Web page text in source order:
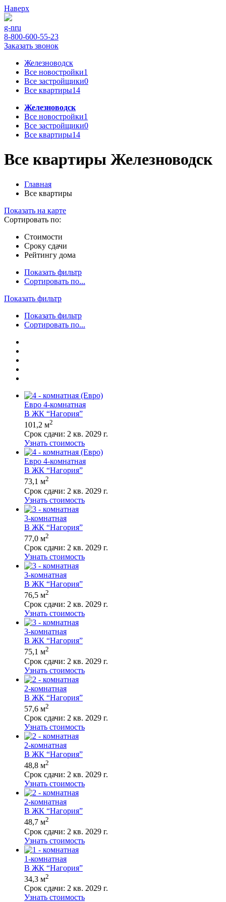
Наверх
g-nru
8-800-600-55-23
Заказать звонок
Железноводск
Все новостройки1
Все застройщики0
Все квартиры14
Железноводск
Все новостройки1
Все застройщики0
Все квартиры14
Все квартиры Железноводск
Главная
Все квартиры
Показать на карте
Сортировать по:
Стоимости
Сроку сдачи
Рейтингу дома
Показать фильтр
Сортировать по...
Показать фильтр
Показать фильтр
Сортировать по...
Евро 4-комнатная
В ЖК “Нагория”
101,2 м2
Срок сдачи: 2 кв. 2029 г.
Узнать стоимость
Евро 4-комнатная
В ЖК “Нагория”
73,1 м2
Срок сдачи: 2 кв. 2029 г.
Узнать стоимость
3-комнатная
В ЖК “Нагория”
77,0 м2
Срок сдачи: 2 кв. 2029 г.
Узнать стоимость
3-комнатная
В ЖК “Нагория”
76,5 м2
Срок сдачи: 2 кв. 2029 г.
Узнать стоимость
3-комнатная
В ЖК “Нагория”
75,1 м2
Срок сдачи: 2 кв. 2029 г.
Узнать стоимость
2-комнатная
В ЖК “Нагория”
57,6 м2
Срок сдачи: 2 кв. 2029 г.
Узнать стоимость
2-комнатная
В ЖК “Нагория”
48,8 м2
Срок сдачи: 2 кв. 2029 г.
Узнать стоимость
2-комнатная
В ЖК “Нагория”
48,7 м2
Срок сдачи: 2 кв. 2029 г.
Узнать стоимость
1-комнатная
В ЖК “Нагория”
34,3 м2
Срок сдачи: 2 кв. 2029 г.
Узнать стоимость